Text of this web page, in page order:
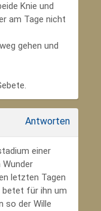
Knie und
am Tage nicht
gehen und
Antworten
einer
Wunder
letzten Tagen
für ihn um
so der Wille